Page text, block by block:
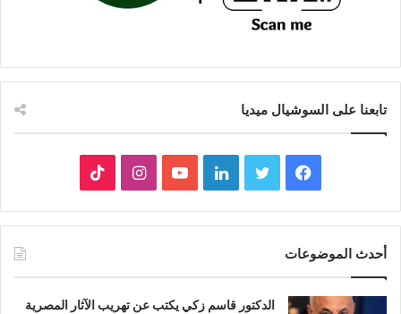
تابعنا على السوشيال ميديا
فيسبوك تويتر لينكدإنيوتيوبانستقرام
أحدث الموضوعات
الدكتور قاسم زكي يكتب عن تهريب الآثار المصرية